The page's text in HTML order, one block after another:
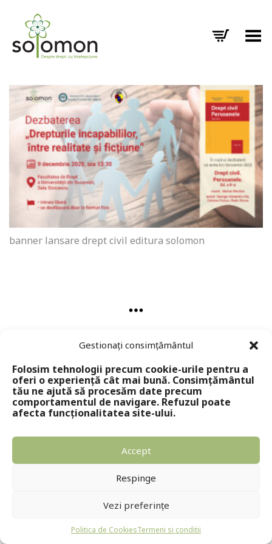
Gestionați consimțământul
Folosim tehnologii precum cookie-urile pentru a
oferi o experiență cât mai bună. Consimțământul
tău ne ajută să procesăm date precum
comportamentul de navigare. Refuzul poate
afecta funcționalitatea site-ului.
Accept
Respinge
Vezi preferințe
Politica de CookiesTermeni si conditii
Toggle Menu
banner lansare drept civil editura solomon
Copyright © 2024 - Editura Solomon